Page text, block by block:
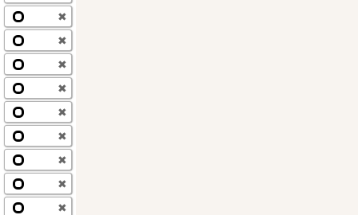
✖
✖
✖
✖
✖
✖
✖
✖
✖